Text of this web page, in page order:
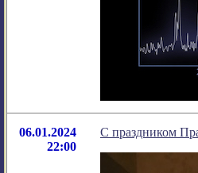
06.01.2024
22:00
С праздником